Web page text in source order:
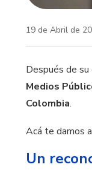
19 de Abril de
Después de su
Medios
Colombia.
Acá te damos
Un